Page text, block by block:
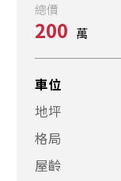
總價
200 萬
車位
地坪
格局
屋齡